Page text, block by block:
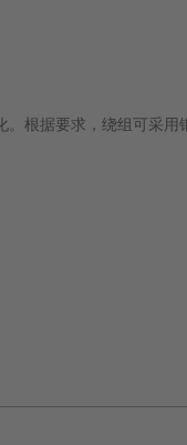
根据要求，绕组可采用